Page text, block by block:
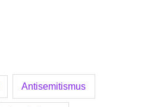
Antisemitismus